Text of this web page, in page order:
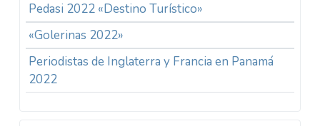
Pedasi 2022 «Destino Turístico»
«Golerinas 2022»
Periodistas de Inglaterra y Francia en Panamá
2022